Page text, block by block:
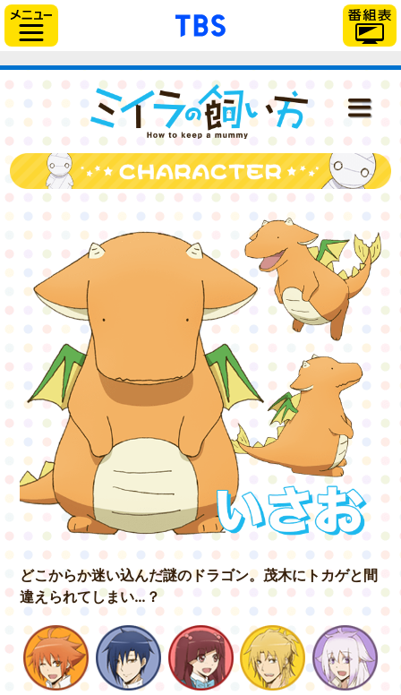
「TBSテレビ」トップ
ミイラの飼い
NEWS
ONAIR
STAFF＆CAST
STORY
CHARACTER
DISC
GOODS&EVENT
SPECIAL
どこからか迷い込んだ謎のドラゴン。 茂木にトカゲと間
違えられてしまい…？